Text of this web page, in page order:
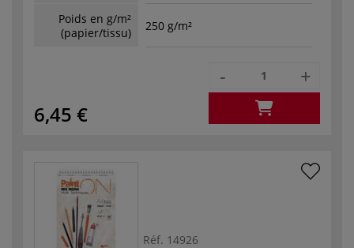
Poids en g/m²
(papier/tissu)
250 g/m²
6,45 €
- +
Réf. 14926